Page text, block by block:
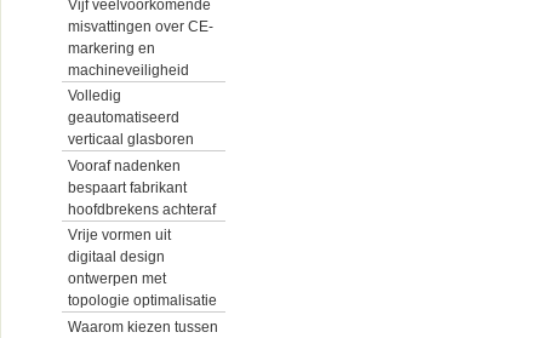
Vijf veelvoorkomende
misvattingen over CE-
markering en
machineveiligheid
Volledig
geautomatiseerd
verticaal glasboren
Vooraf nadenken
bespaart fabrikant
hoofdbrekens achteraf
Vrije vormen uit
digitaal design
ontwerpen met
topologie optimalisatie
Waarom kiezen tussen